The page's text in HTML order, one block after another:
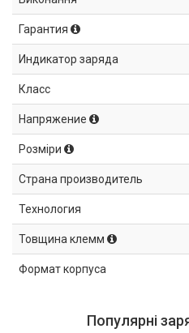
Гарантия
Индикатор заряда
Класс
Напряжение
Розміри
Страна производитель
Технология
Товщина клемм
Формат корпуса
Популярні